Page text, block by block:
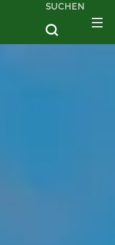
SUCHEN